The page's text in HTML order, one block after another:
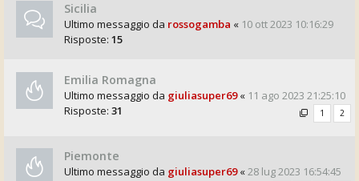
Sicilia
Ultimo messaggio da rossogamba « 10 ott 2023 10:16:29
Risposte: 15
Emilia Romagna
Ultimo messaggio da giuliasuper69« 11 ago 2023 21:25:10
Risposte: 31 1 2
Piemonte
Ultimo messaggio da giuliasuper69«28 lug 2023 16:54:45